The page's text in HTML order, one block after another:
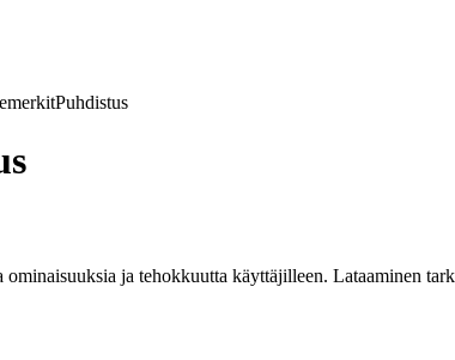
Puhdistus
ja tehokkuutta käyttäjilleen. Lataaminen